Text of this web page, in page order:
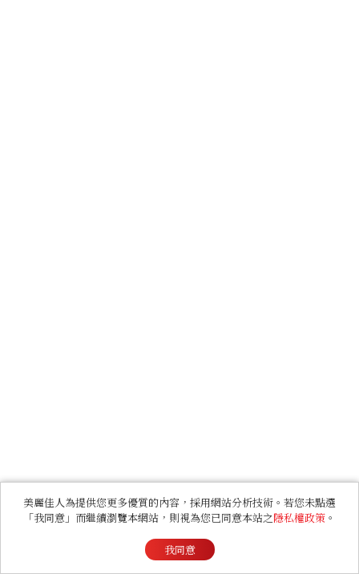
美麗佳人為提供您更多優質的內容，採用網站分析技術。若您未點選
「我同意」而繼續瀏覽本網站，則視為您已同意本站之隱私權政策 。
我同意